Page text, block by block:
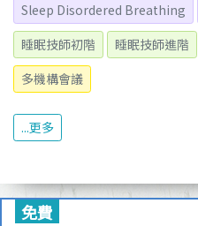
Sleep Disordered Breathing
睡眠技師初階
睡眠技師進階
多機構會議
...更多
免費